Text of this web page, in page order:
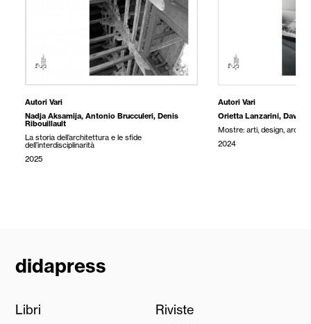
Autori Vari
Nadja Aksamija,Antonio Brucculeri,Denis
Ribouillault
La storia dell’architettura e le sfide
dell’interdisciplinarità
2025
Autori Vari
Orietta Lanzarini,Davide
Mostre: arti, design,
2024
didapress
Libri Riviste